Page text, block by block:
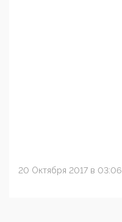
20 Октября 2017 в 03:06